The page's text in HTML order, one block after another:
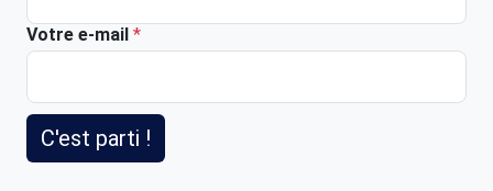
Votre e-mail *
C'est parti !